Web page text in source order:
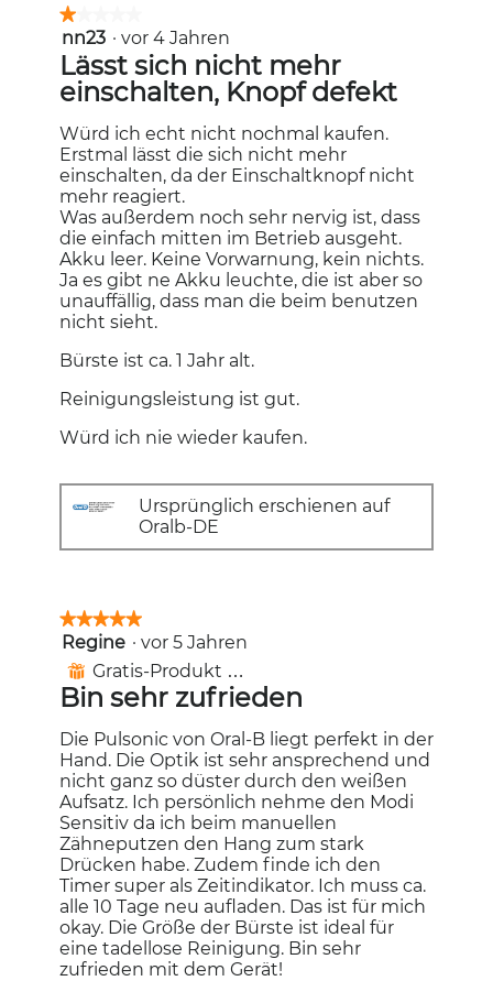
★★★★★
★★★★★
1
von
5
Sternen.
nn23 · vor 4 Jahren
Lässt sich nicht mehr
einschalten, Knopf defekt
Würd ich echt nicht nochmal kaufen.
Erstmal lässt die sich nicht mehr
einschalten, da der Einschaltknopf nicht
mehr reagiert.
Was außerdem noch sehr nervig ist, dass
die einfach mitten im Betrieb ausgeht.
Akku leer. Keine Vorwarnung, kein nichts.
Ja es gibt ne Akku leuchte, die ist aber so
unauffällig, dass man die beim benutzen
nicht sieht.
Bürste ist ca. 1 Jahr alt.
Reinigungsleistung ist gut.
Würd ich nie wieder kaufen.
Ursprünglich erschienen auf
Oralb-DE
★★★★★
★★★★★
5
von
Sternen.
Regine · vor 5 Jahren
⊞ Gratis-Produkt erhalten
Bin sehr zufrieden
Die Pulsonic von Oral-B liegt perfekt in der
Hand. Die Optik ist sehr ansprechend und
nicht ganz so düster durch den weißen
Aufsatz. Ich persönlich nehme den Modi
Sensitiv da ich beim manuellen
Zähneputzen den Hang zum stark
Drücken habe. Zudem finde ich den
Timer super als Zeitindikator. Ich muss ca.
alle 10 Tage neu aufladen. Das ist für mich
okay. Die Größe der Bürste ist ideal für
eine tadellose Reinigung. Bin sehr
zufrieden mit dem Gerät!